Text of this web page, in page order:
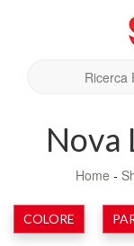
Nova
Home -
COLORE